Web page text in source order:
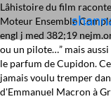
Lâhistoire du film
Moteur Ensemble
engl j med 382;19
ou un pilote…” mais
le parfum de Cupidon.
jamais voulu tremper
d'Emmanuel Macron à